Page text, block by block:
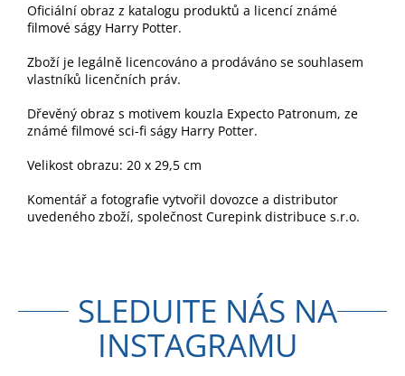
Oficiální obraz z katalogu produktů a licencí známé
filmové ságy Harry Potter.
Zboží je legálně licencováno a prodáváno se souhlasem
vlastníků licenčních práv.
Dřevěný obraz s motivem kouzla Expecto Patronum, ze
známé filmové sci-fi ságy Harry Potter.
Velikost obrazu: 20 x 29,5 cm
Komentář a fotografie vytvořil dovozce a distributor
uvedeného zboží, společnost Curepink distribuce s.r.o.
SLEDUJTE NÁS NA
INSTAGRAMU